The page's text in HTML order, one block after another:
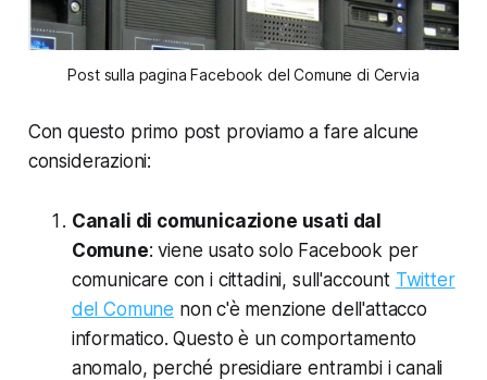
Post sulla pagina Facebook del Comune di Cervia
Con questo primo post proviamo a fare alcune
considerazioni:
Canali di comunicazione usati dal
Comune: viene usato solo Facebook per
comunicare con i cittadini, sull'account Twitter
del Comune non c'è menzione dell'attacco
informatico. Questo è un comportamento
anomalo, perché presidiare entrambi i canali